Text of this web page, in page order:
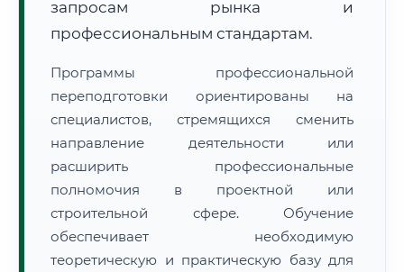
📜 Документы и аккредитация
🔍Нажмите на документ для увеличения и просмотра
запросам рынка и
профессиональным стандартам.
Программы профессиональной
переподготовки ориентированы на
специалистов, стремящихся сменить
направление деятельности или
расширить профессиональные
полномочия в проектной или
строительной сфере. Обучение
обеспечивает необходимую
теоретическую и практическую базу для